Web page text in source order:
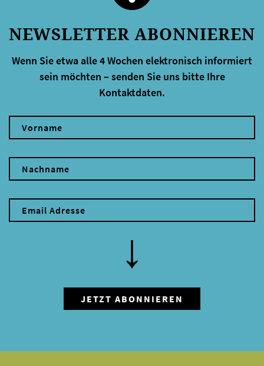
NEWSLETTER ABONNIEREN
Wenn Sie etwa alle 4 Wochen elektronisch informiert
sein möchten – senden Sie uns bitte Ihre
Kontaktdaten.